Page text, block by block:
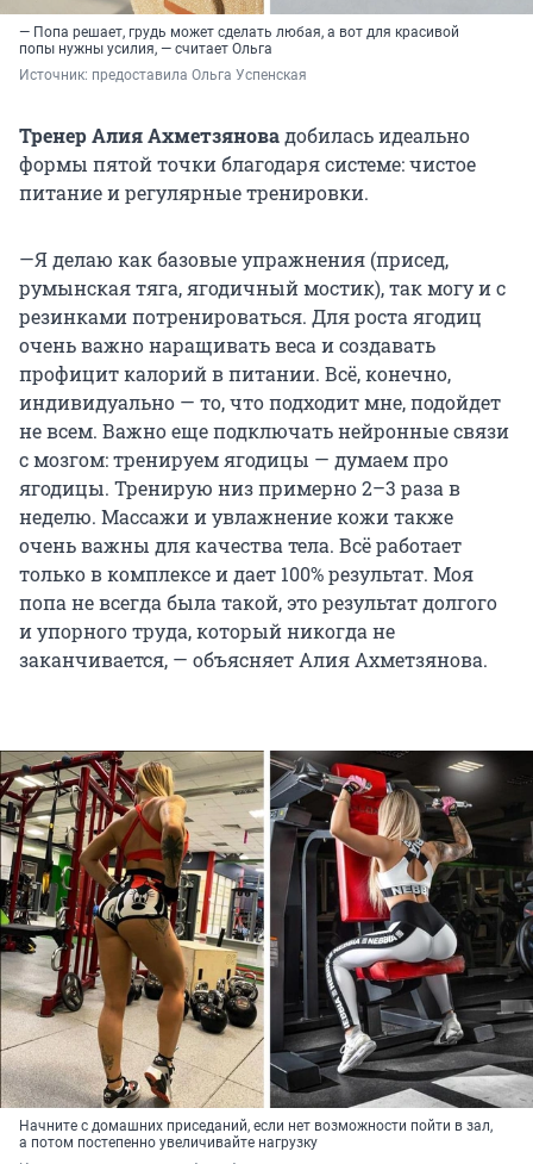
— Попа решает, грудь может сделать любая, а вот для красивой
попы нужны усилия, — считает Ольга
Источник: предоставила Ольга Успенская
Тренер Алия Ахметзяновадобилась идеально
формы пятой точки благодаря системе: чистое
питание и регулярные тренировки.
—Я делаю как базовые упражнения (присед,
румынская тяга, ягодичный мостик), так могу и с
резинками потренироваться. Для роста ягодиц
очень важно наращивать веса и создавать
профицит калорий в питании. Всё, конечно,
индивидуально — то, что подходит мне, подойдет
не всем. Важно еще подключать нейронные связи
с мозгом: тренируем ягодицы — думаем про
ягодицы. Тренирую низ примерно 2–3 раза в
неделю. Массажи и увлажнение кожи также
очень важны для качества тела. Всё работает
только в комплексе и дает 100% результат. Моя
попа не всегда была такой, это результат долгого
и упорного труда, который никогда не
заканчивается, — объясняет Алия Ахметзянова.
Начните с домашних приседаний, если нет возможности пойти в зал,
а потом постепенно увеличивайте нагрузку